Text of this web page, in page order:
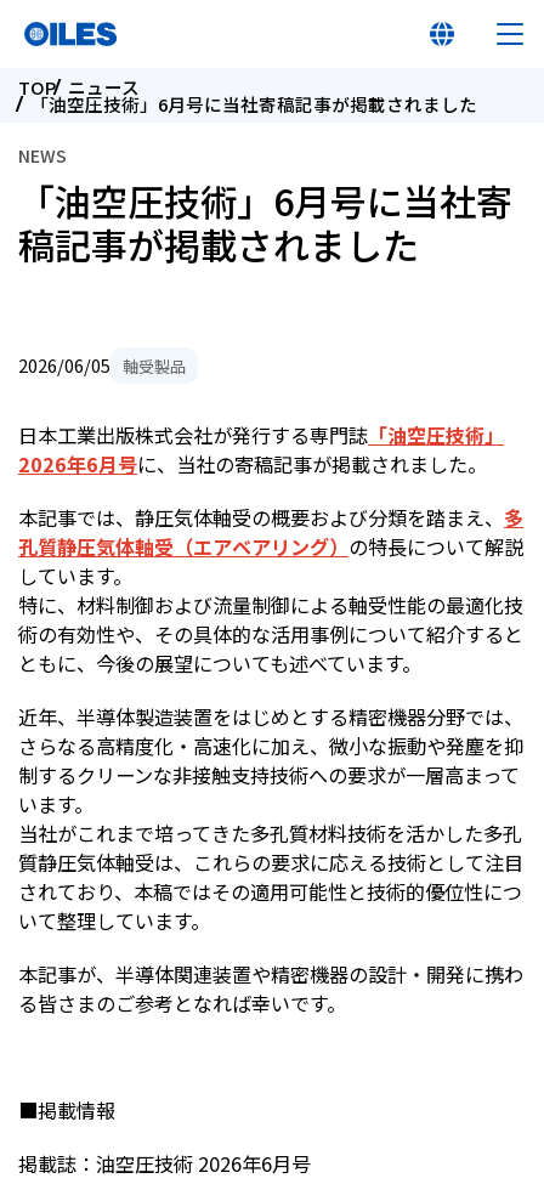
オイレス早わかり
イノベーション
サステナビリティ
株主・投資家情報
採用
お問い合わせ
ソーシャルメディアポリシー
企業行動憲章・規範
曽田文庫
TOP ニュース
「油空圧技術」6月号に当社寄稿記事が掲載されました
NEWS
「油空圧技術」6月号に当社寄
稿記事が掲載されました
2026/06/05 軸受製品
日本工業出版株式会社が発行する専門誌 「油空圧技術」
2026年6月号に、当社の寄稿記事が掲載されました。
本記事では、静圧気体軸受の概要および分類を踏まえ、 多
孔質静圧気体軸受（エアベアリング） の特長について解説
しています。
特に、材料制御および流量制御による軸受性能の最適化技
術の有効性や、その具体的な活用事例について紹介すると
ともに、今後の展望についても述べています。
近年、半導体製造装置をはじめとする精密機器分野では、
さらなる高精度化・高速化に加え、微小な振動や発塵を抑
制するクリーンな非接触支持技術への要求が一層高まって
います。
当社がこれまで培ってきた多孔質材料技術を活かした多孔
質静圧気体軸受は、これらの要求に応える技術として注目
されており、本稿ではその適用可能性と技術的優位性につ
いて整理しています。
本記事が、半導体関連装置や精密機器の設計・開発に携わ
る皆さまのご参考となれば幸いです。
■掲載情報
掲載誌：油空圧技術 2026年6月号